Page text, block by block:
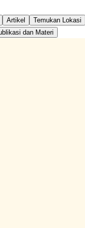
Artikel Temukan Lokasi
dan Materi